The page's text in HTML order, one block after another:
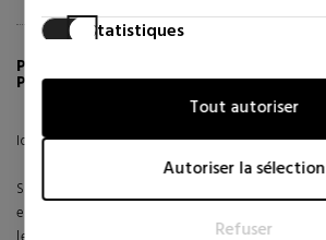
Statistiques
à comprendre comment les visiteurs
sites web en collectant et en fournissant
de manière anonyme.
Marketing
Les cookies marketing sont utilisés pour
sur les sites web. L'intention est d'afficher
Tout autoriser
Autoriser la sélection
Refuser
PLUS D'INFORMATIONS SUR FARD
PAUPIÈRES LIQUIDE TEINTE
Idôle Tint, plus qu'un fard à paupières liquide.
Sa formule polyvalente peut être utilisée sur
et elle dispose également d'un applicateur